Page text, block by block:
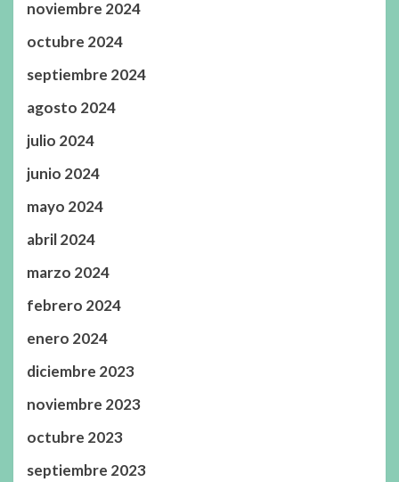
noviembre 2024
octubre 2024
septiembre 2024
agosto 2024
julio 2024
junio 2024
mayo 2024
abril 2024
marzo 2024
febrero 2024
enero 2024
diciembre 2023
noviembre 2023
octubre 2023
septiembre 2023